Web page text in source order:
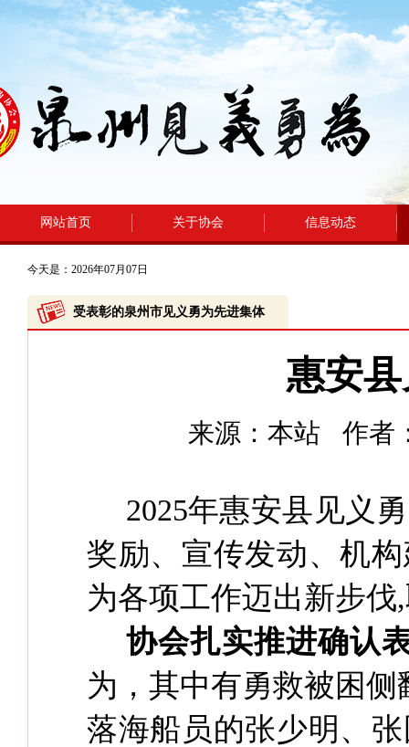
网站首页 关于协会 信息动态
今天是：2026年07月07日
受表彰的泉州市见义勇为先进集体
惠安
来源：本站 作者
2025年惠安县见义
奖励、宣传发动、机
为各项工作迈出新步伐
协会扎实推进确认
为，其中有勇救被困
落海船员的张少明、